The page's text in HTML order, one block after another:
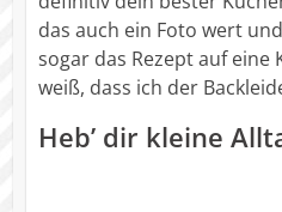
das auch ein Foto wert
sogar das Rezept auf eine
weiß, dass ich der
Heb’ dir kleine